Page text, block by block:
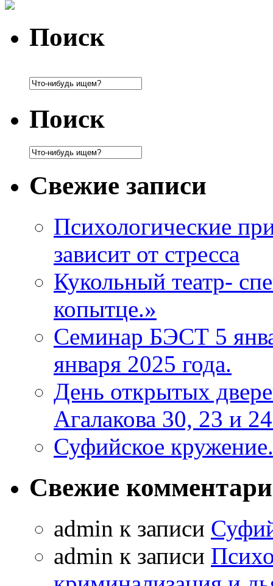
Поиск
Поиск
Свежие записи
Психологические
зависит от стресса
Кукольный театр-
копытце.»
Семинар БЭСТ 5
января 2025 года.
День открытых
Агалакова 30, 23 и
Суфийское кружение.
Свежие
admin к записи
admin к записи